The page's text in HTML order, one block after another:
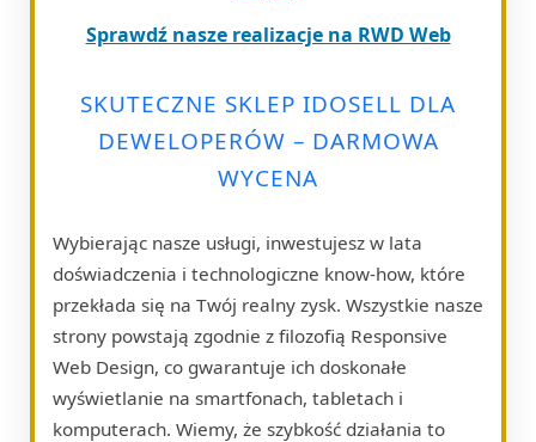
Sprawdź nasze realizacje na RWD Web
SKUTECZNE SKLEP IDOSELL DLA
DEWELOPERÓW – DARMOWA
WYCENA
Wybierając nasze usługi, inwestujesz w lata
doświadczenia i technologiczne know-how, które
przekłada się na Twój realny zysk. Wszystkie nasze
strony powstają zgodnie z filozofią Responsive
Web Design, co gwarantuje ich doskonałe
wyświetlanie na smartfonach, tabletach i
komputerach. Wiemy, że szybkość działania to